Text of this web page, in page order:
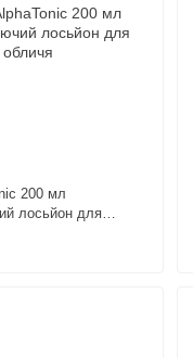
200 мл
лосьйон для